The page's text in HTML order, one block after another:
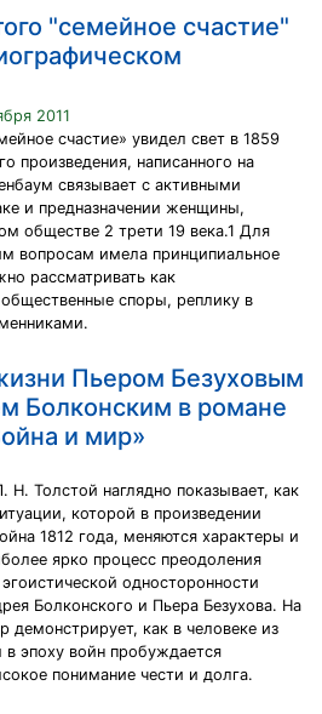
"семейное счастие"
2011
счастие» увидел свет в 1859
произведения, написанного на
связывает с активными
и предназначении женщины,
обществе 2 трети 19 века.1 Для
вопросам имела принципиальное
рассматривать как
споры, реплику в
Пьером Безуховым
Болконским в романе
и мир»
Толстой наглядно показывает, как
которой в произведении
1812 года, меняются характеры и
ярко процесс преодоления
односторонности
Болконского и Пьера Безухова. На
демонстрирует, как в человеке из
эпоху войн пробуждается
понимание чести и долга.